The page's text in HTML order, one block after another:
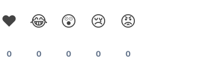
❤️
0
😂
0
😲
0
😢
0
😡
0